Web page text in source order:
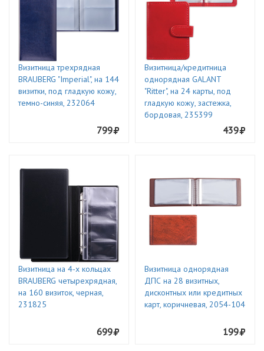
Визитница трехрядная
BRAUBERG "Imperial", на 144
визитки, под гладкую кожу,
темно-синяя, 232064
799
Визитница/кредитница
однорядная GALANT
"Ritter", на 24 карты, под
гладкую кожу, застежка,
бордовая, 235399
439
Визитница на 4-х кольцах
BRAUBERG четырехрядная,
на 160 визиток, черная,
231825
699
Визитница однорядная
ДПС на 28 визитных,
дисконтных или кредитных
карт, коричневая, 2054-104
199